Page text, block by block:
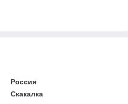
Россия
Скакалка